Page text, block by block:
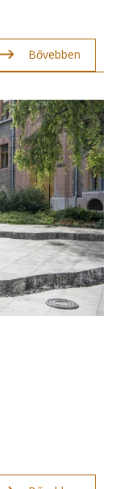
Bővebben